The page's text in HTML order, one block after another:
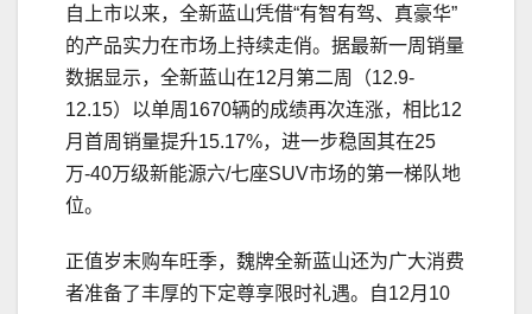
自上市以来，全新蓝山凭借“有智有驾、真豪华”
的产品实力在市场上持续走俏。据最新一周销量
数据显示，全新蓝山在12月第二周（12.9-
12.15）以单周1670辆的成绩再次连涨，相比12
月首周销量提升15.17%，进一步稳固其在25
万-40万级新能源六/七座SUV市场的第一梯队地
位。
正值岁末购车旺季，魏牌全新蓝山还为广大消费
者准备了丰厚的下定尊享限时礼遇。自12月10